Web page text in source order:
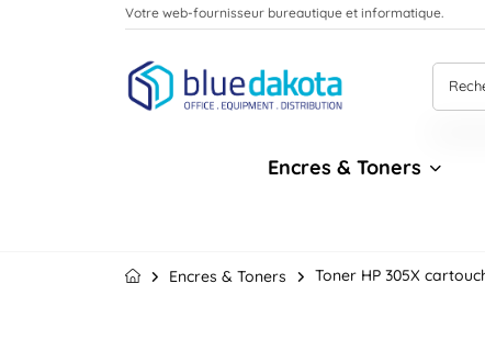
Votre web-fournisseur bureautique et informatique.
Encres & Toners
Encres & Toners Toner HP 305X